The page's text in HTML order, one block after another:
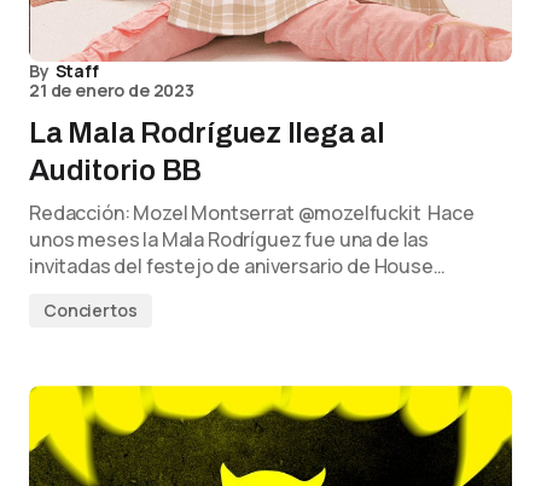
By Staff
21 de enero de 2023
La Mala Rodríguez llega al
Auditorio BB
Redacción: Mozel Montserrat @mozelfuckit Hace
unos meses la Mala Rodríguez fue una de las
invitadas del festejo de aniversario de House…
Conciertos